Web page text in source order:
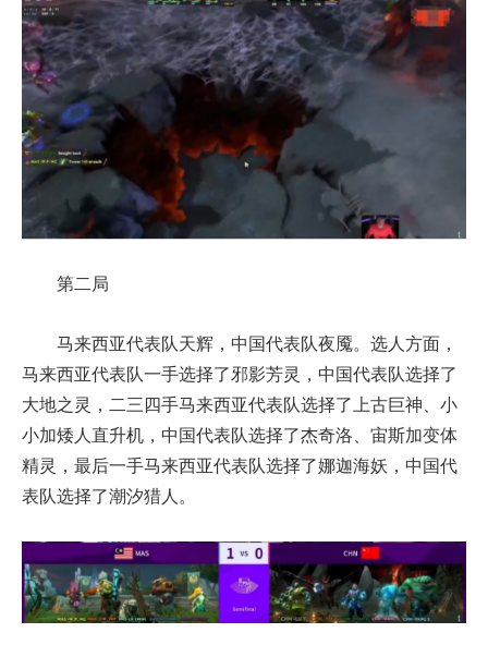
第二局
马来西亚代表队天辉，中国代表队夜魇。选人方面，
马来西亚代表队一手选择了邪影芳灵，中国代表队选择了
大地之灵，二三四手马来西亚代表队选择了上古巨神、小
小加矮人直升机，中国代表队选择了杰奇洛、宙斯加变体
精灵，最后一手马来西亚代表队选择了娜迦海妖，中国代
表队选择了潮汐猎人。